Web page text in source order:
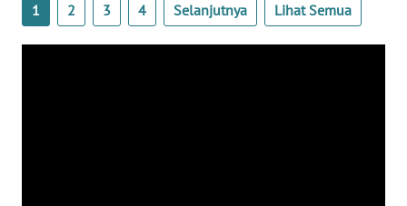
1 2 3 4 Selanjutnya Lihat Semua